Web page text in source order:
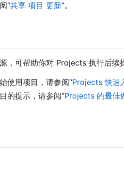
“共享 项目 更新”。
，可帮助你对 Projects 执行后续
使用项目，请参阅“Projects 快速
的提示，请参阅“Projects 的最佳